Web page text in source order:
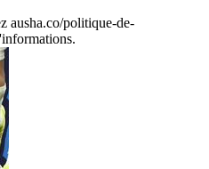
ausha.co/politique-de-